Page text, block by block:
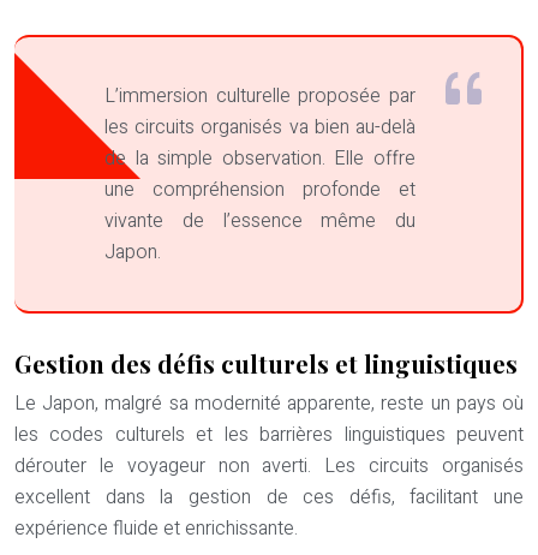
L’immersion culturelle proposée par
les circuits organisés va bien au-delà
de la simple observation. Elle offre
une compréhension profonde et
vivante de l’essence même du
Japon.
Gestion des défis culturels et linguistiques
Le Japon, malgré sa modernité apparente, reste un pays où
les codes culturels et les barrières linguistiques peuvent
dérouter le voyageur non averti. Les circuits organisés
excellent dans la gestion de ces défis, facilitant une
expérience fluide et enrichissante.